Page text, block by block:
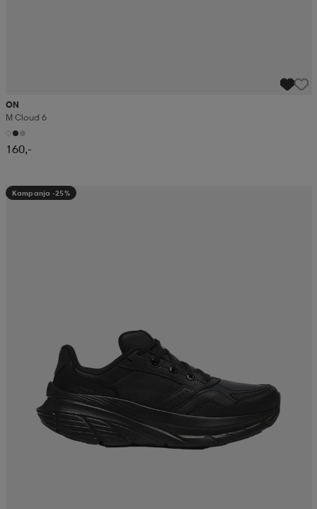
ON
M Cloud 6
160,-
Kampanja -25%